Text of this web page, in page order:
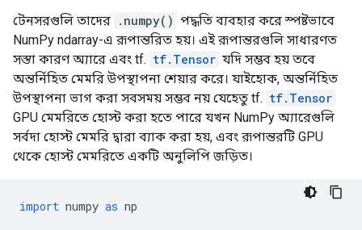
টেনসরগুলি তাদের .numpy() পদ্ধতি ব্যবহার করে স্পষ্টভাবে
NumPy ndarray-এ রূপান্তরিত হয়। এই রূপান্তরগুলি সাধারণত
সস্তা কারণ অ্যারে এবং tf. tf.Tensor যদি সম্ভব হয় তবে
অন্তর্নিহিত মেমরি উপস্থাপনা শেয়ার করে। যাইহোক, অন্তর্নিহিত
উপস্থাপনা ভাগ করা সবসময় সম্ভব নয় যেহেতু tf. tf.Tensor
GPU মেমরিতে হোস্ট করা হতে পারে যখন NumPy অ্যারেগুলি
সর্বদা হোস্ট মেমরি দ্বারা ব্যাক করা হয়, এবং রূপান্তরটি GPU
থেকে হোস্ট মেমরিতে একটি অনুলিপি জড়িত।
import numpy as np